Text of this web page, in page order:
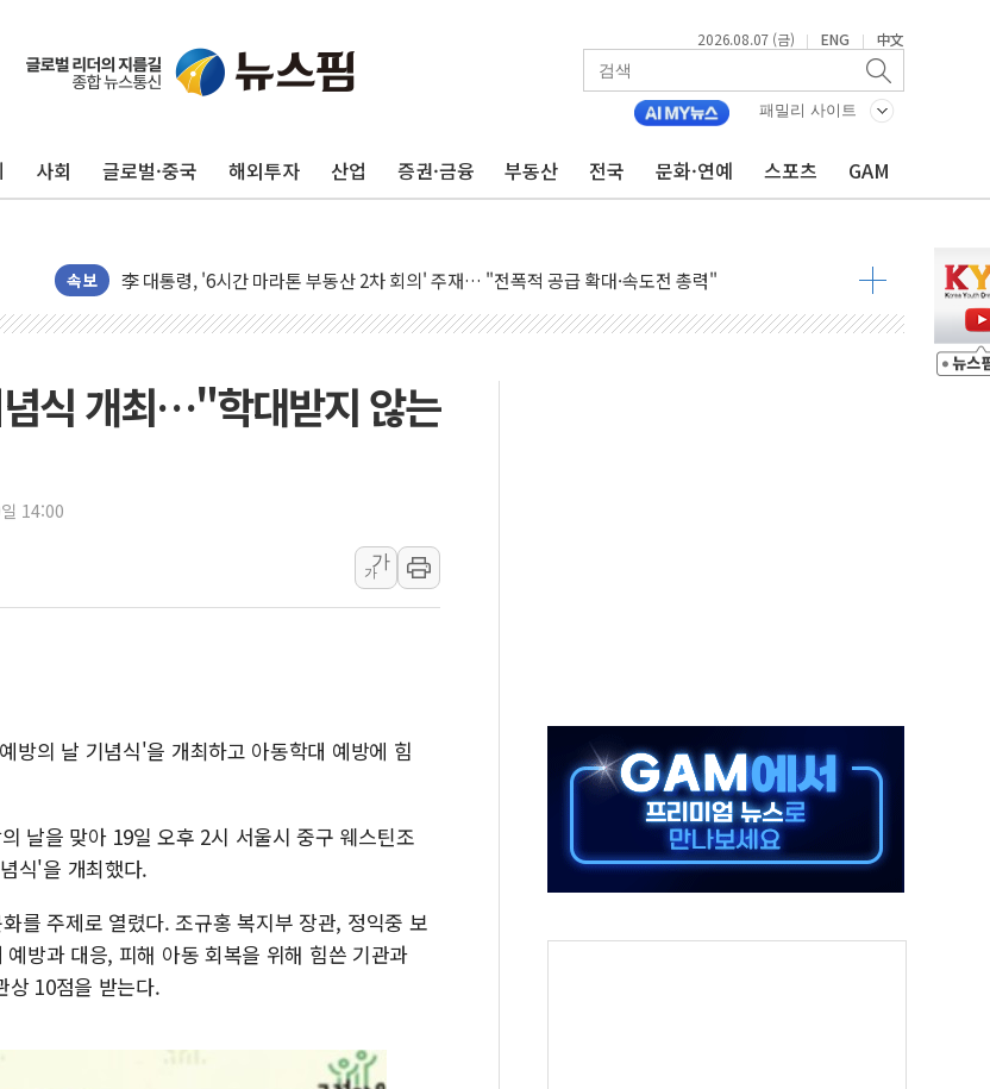
2026.08.07 (금) | ENG | 中文
패밀리 사이트
사회 글로벌·중국 해외투자 산업 증권·금융 부동산 전국 문화·연예 스포츠 GAM
속보
뉴욕증시 개장 전 특징주...아틀라시안·클라우드플레어·태양광주↑ VS 트레이드데스크·웬디스↓
보훈부, 미 DPAA와 MOU… "6·25 미군 실종자 7359명 끝까지 찾겠다"
특정 정치인 측근 포항시 정책특보 내정설...포항시 '시끌'
李 "해남 태양광, 대한민국 다음 100년 밑거름…수도권 집중 완화 전환점"
트럼프, 中 겨냥 폴리실리콘 관세 15% 부과…美 태양광주 급등
[사진] 빈살만과 에르도안의 만남
남동발전, 해남군에 국내 최대 규모 400MW 태양광 착공…여의도 1.6배 규모
[인도증시] 중동 불안 속 유가 상승에 소폭 하락...금융주 낙폭 커
신길동 신축도 3.3㎡당 7250만원…써밋 클라비온 59㎡ 18억원대
용산공원·그린벨트로 또 충돌…반복되는 국토부-서울시 '정책 엇박자'
'찜통더위'에 전력수요 역대 최고치 경신…한낮 총수요 104.3GW 기록
식 개최…"학대받지 않는
14:00
가
가
방의 날 기념식'을 개최하고 아동학대 예방에 힘
날을 맞아 19일 오후 2시 서울시 중구 웨스틴조
식'을 개최했다.
를 주제로 열렸다. 조규홍 복지부 장관, 정익중 보
방과 대응, 피해 아동 회복을 위해 힘쓴 기관과
상 10점을 받는다.